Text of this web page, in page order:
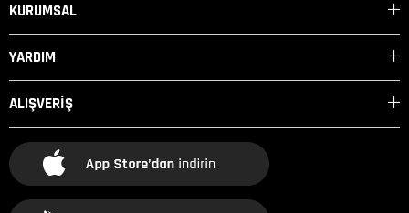
KURUMSAL
YARDIM
ALIŞVERİŞ